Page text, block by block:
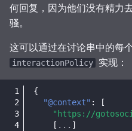
何回复，因为他们没有精力
骚。
这可以通过在讨论串中的每
interactionPolicy 实现：
{
"@context" :
[
"https://
[ ... ]